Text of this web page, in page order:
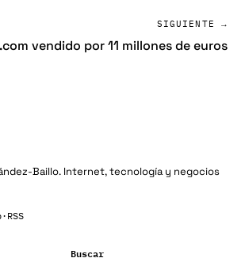
SIGUIENTE →
vendido por 11 millones de euros
Baillo. Internet, tecnología y negocios
· RSS
Buscar